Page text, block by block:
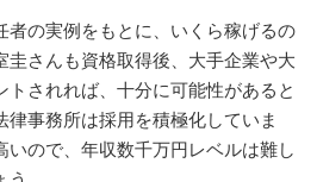
の実例をもとに、いくら稼げるの
圭さんも資格取得後、大手企業や大
されれば、十分に可能性があると
律事務所は採用を積極化していま
いので、年収数千万円レベルは難し